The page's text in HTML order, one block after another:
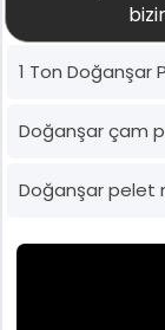
1 Ton Doğanşar
Doğanşar çam
Doğanşar pelet